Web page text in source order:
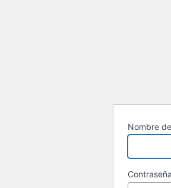
Nombre
Contraseña